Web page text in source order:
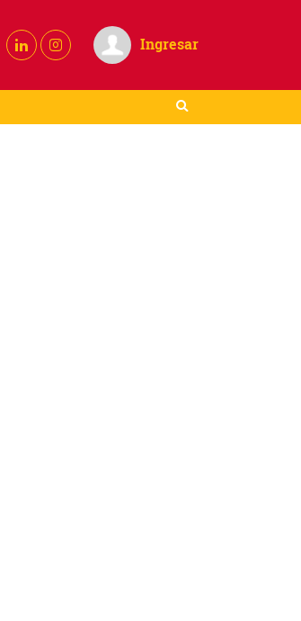
Ingresar